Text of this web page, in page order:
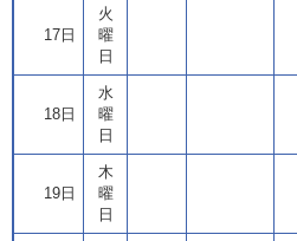
17日
火
曜
日
18日
水
曜
日
19日
木
曜
日